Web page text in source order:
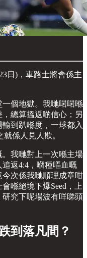
日)，車路士將會係主
個地獄。我哋啱啱喺
總算搵返啲信心；另
到趴喺度，一球都入
係人見人欺。
我哋對上一次喺主場
返4:4，嗰種嘔血嘅
次係我哋順理成章咁
喺絕境下爆Seed，上
究下呢場波有咩睇頭
到落凡間？